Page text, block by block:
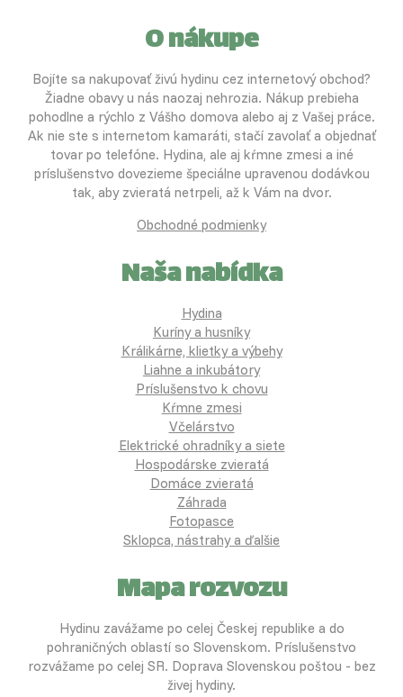
O nákupe
Bojíte sa nakupovať živú hydinu cez internetový obchod?
Žiadne obavy u nás naozaj nehrozia. Nákup prebieha
pohodlne a rýchlo z Vášho domova alebo aj z Vašej práce.
Ak nie ste s internetom kamaráti, stačí zavolať a objednať
tovar po telefóne. Hydina, ale aj kŕmne zmesi a iné
príslušenstvo dovezieme špeciálne upravenou dodávkou
tak, aby zvieratá netrpeli, až k Vám na dvor.
Obchodné podmienky
Naša nabídka
Hydina
Kuríny a husníky
Králikárne, klietky a výbehy
Liahne a inkubátory
Príslušenstvo k chovu
Kŕmne zmesi
Včelárstvo
Elektrické ohradníky a siete
Hospodárske zvieratá
Domáce zvieratá
Záhrada
Fotopasce
Sklopca, nástrahy a ďalšie
Mapa rozvozu
Hydinu zavážame po celej Českej republike a do
pohraničných oblastí so Slovenskom. Príslušenstvo
rozvážame po celej SR. Doprava Slovenskou poštou - bez
živej hydiny.